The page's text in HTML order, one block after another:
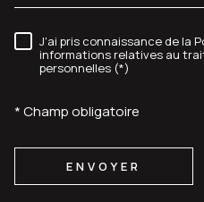
J'ai pris connaissance de la
informations relatives au
personnelles (*)
* Champ obligatoire
ENVOYER